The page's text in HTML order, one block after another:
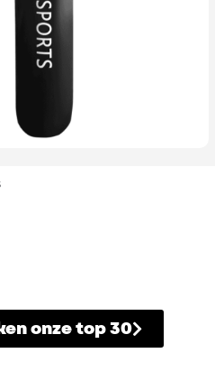
onze top 30